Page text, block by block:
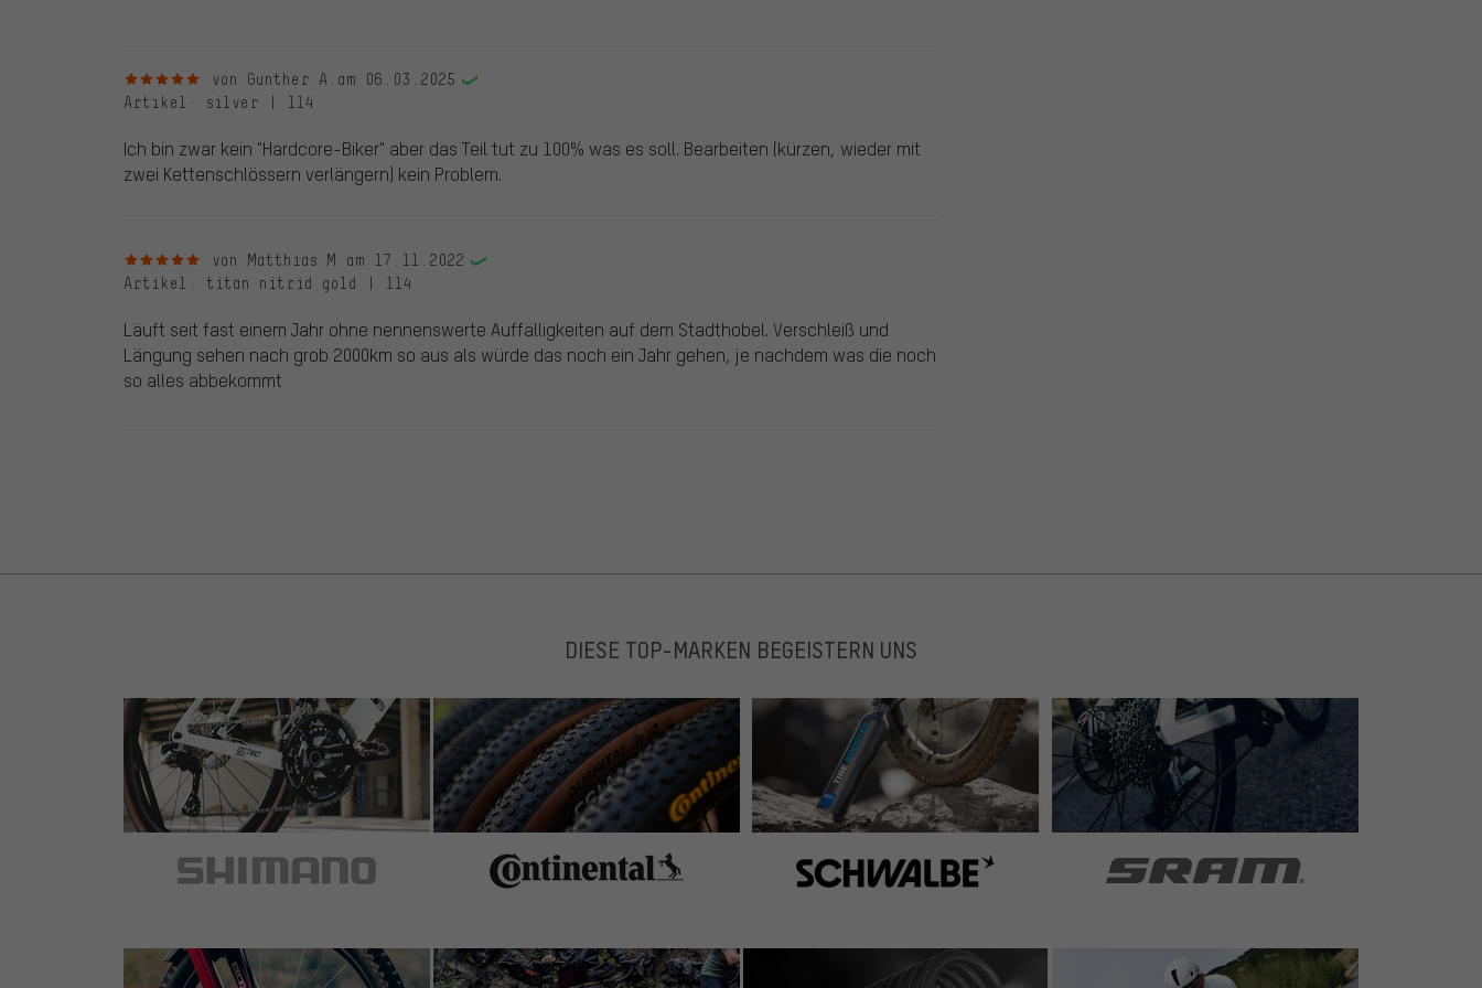
5 von 5 Sternenvon Gunther A. am 06.03.2025
Artikel : silver | 114
Ich bin zwar kein "Hardcore-Biker" aber das Teil tut zu 100% was es soll. Bearbeiten (kürzen, wieder mit
zwei Kettenschlössern verlängern) kein Problem.
5 von 5 Sternenvon Matthias M. am 17.11.2022
Artikel : titan nitrid gold | 114
Läuft seit fast einem Jahr ohne nennenswerte Auffälligkeiten auf dem Stadthobel. Verschleiß und
Längung sehen nach grob 2000km so aus als würde das noch ein Jahr gehen, je nachdem was die noch
so alles abbekommt
DIESE TOP-MARKEN BEGEISTERN UNS